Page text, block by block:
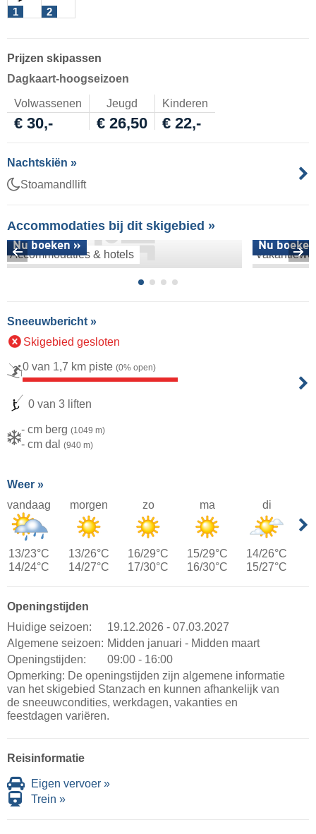
1 2
Prijzen skipassen
Dagkaart-hoogseizoen
Volwassenen Jeugd Kinderen
€ 30,- € 26,50 € 22,-
Nachtskiën »
Stoamandllift
Accommodaties bij dit skigebied »
Accommodaties & hotels
Nu boeken » Nu
Sneeuwbericht »
Skigebied gesloten
0 van 1,7 km piste (0% open)
0 van 3 liften
- cm berg (1049 m)
- cm dal (940 m)
Weer »
vandaag
13/23°C
14/24°C
morgen
13/26°C
14/27°C
zo
16/29°C
17/30°C
ma
15/29°C
16/30°C
di
14/26°C
15/27°C
Openingstijden
Huidige seizoen:
19.12.2026 - 07.03.2027
Algemene seizoen: Midden januari - Midden maart
Openingstijden:
09:00 - 16:00
Opmerking: De openingstijden zijn algemene informatie
van het skigebied Stanzach en kunnen afhankelijk van
de sneeuwcondities, werkdagen, vakanties en
feestdagen variëren.
Reisinformatie
Eigen vervoer »
Trein »